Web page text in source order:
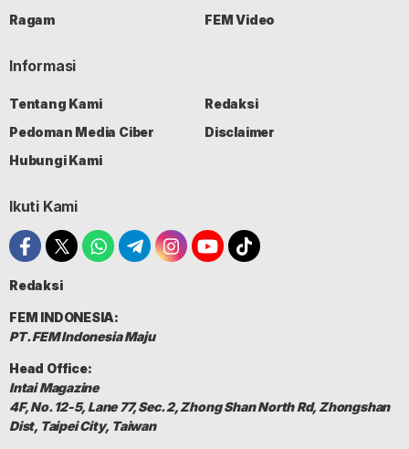
Ragam
FEM Video
Informasi
Tentang Kami
Redaksi
Pedoman Media Ciber
Disclaimer
Hubungi Kami
Ikuti Kami
Redaksi
FEM INDONESIA:
PT. FEM Indonesia Maju
Head Office:
Intai Magazine
4F, No. 12-5, Lane 77, Sec. 2, Zhong Shan North Rd, Zhongshan
Dist, Taipei City, Taiwan